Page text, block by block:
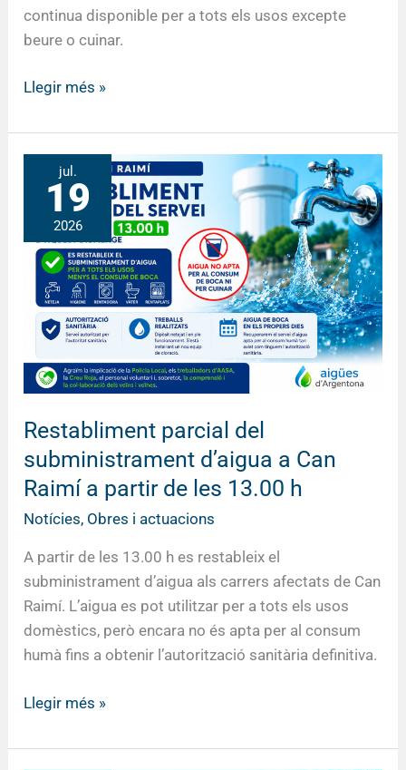
continua disponible per a tots els usos excepte
beure o cuinar.
Llegir més »
jul.
19
2026
Restabliment parcial del
subministrament d’aigua a Can
Raimí a partir de les 13.00 h
Notícies, Obres i actuacions
A partir de les 13.00 h es restableix el
subministrament d’aigua als carrers afectats de Can
Raimí. L’aigua es pot utilitzar per a tots els usos
domèstics, però encara no és apta per al consum
humà fins a obtenir l’autorització sanitària definitiva.
Restabliment
parcial
subministrament
d’aigua
Can
Raimí
a
partir
les
13.00
h
Llegir més »